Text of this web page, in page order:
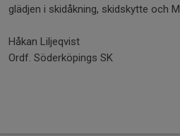
glädjen i skidåkning, skidskytte och
Håkan Liljeqvist
Ordf. Söderköpings SK